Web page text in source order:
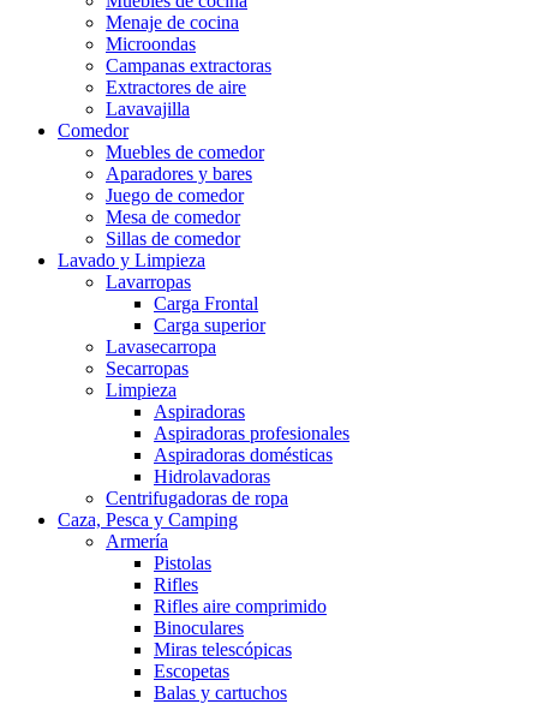
Menaje de cocina
Microondas
Campanas extractoras
Extractores de aire
Lavavajilla
Comedor
Muebles de comedor
Aparadores y bares
Juego de comedor
Mesa de comedor
Sillas de comedor
Lavado y Limpieza
Lavarropas
Carga Frontal
Carga superior
Lavasecarropa
Secarropas
Limpieza
Aspiradoras
Aspiradoras profesionales
Aspiradoras domésticas
Hidrolavadoras
Centrifugadoras de ropa
Caza, Pesca y Camping
Armería
Pistolas
Rifles
Rifles aire comprimido
Binoculares
Miras telescópicas
Escopetas
Balas y cartuchos